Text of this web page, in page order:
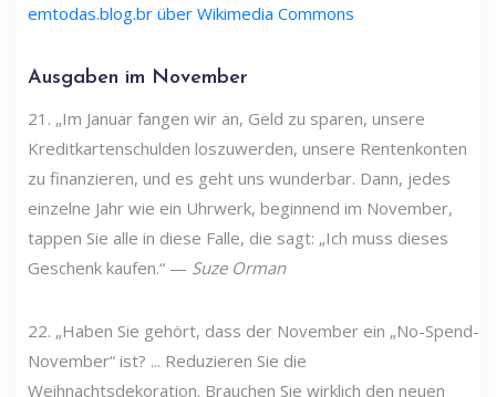
emtodas.blog.br über Wikimedia Commons
Ausgaben im November
21. „Im Januar fangen wir an, Geld zu sparen, unsere
Kreditkartenschulden loszuwerden, unsere Rentenkonten
zu finanzieren, und es geht uns wunderbar. Dann, jedes
einzelne Jahr wie ein Uhrwerk, beginnend im November,
tappen Sie alle in diese Falle, die sagt: „Ich muss dieses
Geschenk kaufen.“ — Suze Orman
22. „Haben Sie gehört, dass der November ein „No-Spend-
November“ ist? ... Reduzieren Sie die
Weihnachtsdekoration. Brauchen Sie wirklich den neuen